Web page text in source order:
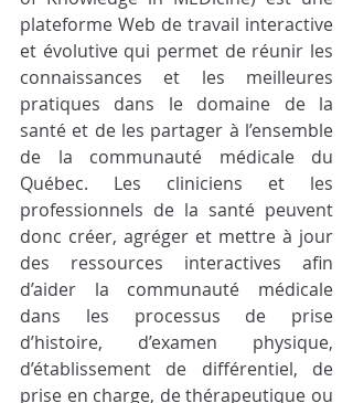
plateforme Web de travail interactive
et évolutive qui permet de réunir les
connaissances et les meilleures
pratiques dans le domaine de la
santé et de les partager à l’ensemble
de la communauté médicale du
Québec. Les cliniciens et les
professionnels de la santé peuvent
donc créer, agréger et mettre à jour
des ressources interactives afin
d’aider la communauté médicale
dans les processus de prise
d’histoire, d’examen physique,
d’établissement de différentiel, de
prise en charge, de thérapeutique ou